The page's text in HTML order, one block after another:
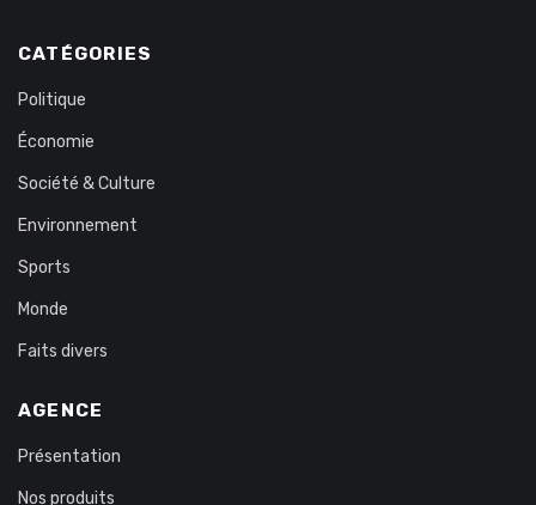
CATÉGORIES
Politique
Économie
Société & Culture
Environnement
Sports
Monde
Faits divers
AGENCE
Présentation
Nos produits